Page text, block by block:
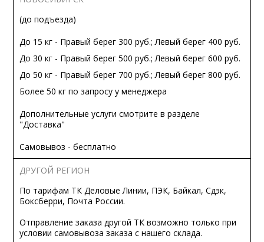
(до подъезда)
До 15 кг - Правый берег 300 руб.; Левый берег 400 руб.
До 30 кг - Правый берег 500 руб.; Левый берег 600 руб.
До 50 кг - Правый берег 700 руб.; Левый берег 800 руб.
Более 50 кг по запросу у менеджера
Дополнительные услуги смотрите в разделе
"Доставка"
Самовывоз - бесплатно
ДРУГОЙ РЕГИОН
По тарифам ТК Деловые Линии, ПЭК, Байкал, Сдэк,
Боксберри, Почта России.
Отправление заказа другой ТК возможно только при
условии самовывоза заказа с нашего склада.